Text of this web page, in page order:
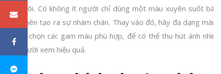
theo dõi. Có không ít người chỉ dùng một màu xuyên suốt bài
giảng nên tạo ra sự nhàm chán. Thay vào đó, hãy đa dạng màu
sắc và chọn các gam màu phù hợp, để có thể thu hút ánh nhìn
của người xem hiệu quả.